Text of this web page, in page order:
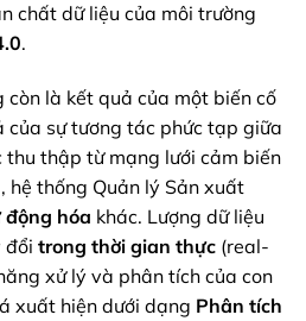
chất dữ liệu của môi trường
.
còn là kết quả của một biến cố
của sự tương tác phức tạp giữa
thu thập từ mạng lưới cảm biến
, hệ thống Quản lý Sản xuất
động hóa khác. Lượng dữ liệu
đổi trong thời gian thực (real-
xử lý và phân tích của con
xuất hiện dưới dạng Phân tích